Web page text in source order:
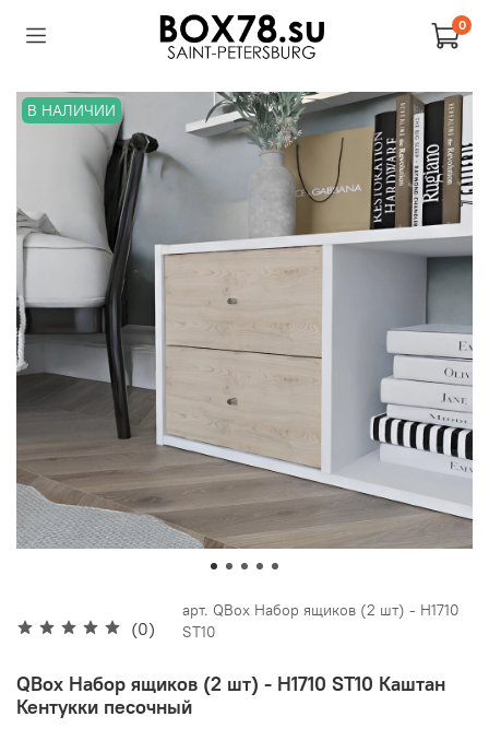
0
В НАЛИЧИИ
(0)
арт. QBox Набор ящиков (2 шт) - H1710
ST10
QBox Набор ящиков (2 шт) - H1710 ST10 Каштан
Кентукки песочный